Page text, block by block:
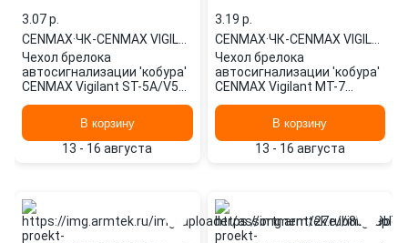
3.07 p.
CENMAX·
Чехол брелока
автосигнализации 'кобура'
CENMAX Vigilant ST-5A/V5A
VIGILANT ST-5A/
В корзину
13 - 16 августа
3.19 p.
CENMAX·
ЧК-CENMAX VIGILANT MT-7
Чехол брелока
автосигнализации 'кобура'
CENMAX Vigilant MT-7
VIGILANT MT-7В корзину
13 - 16 августа